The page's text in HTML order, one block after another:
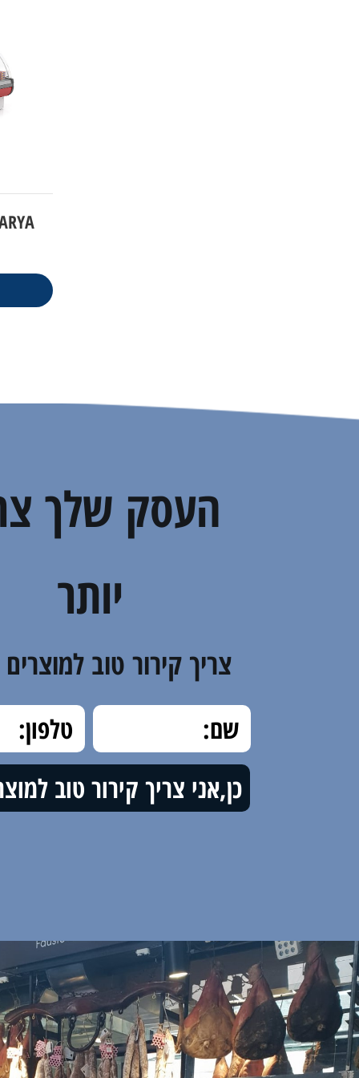
העסק שלך
יותר
צריך קירור טוב